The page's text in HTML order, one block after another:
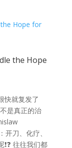
the Hope
快就复发了
是真正的治
刀、化疗、
往往我们都